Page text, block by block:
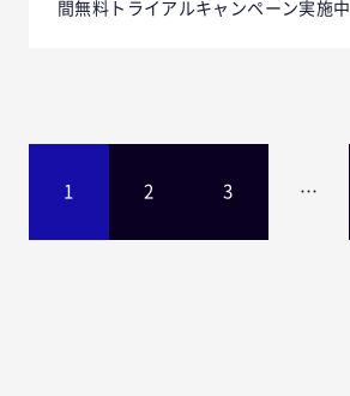
間無料トライアルキャンペーン実施中
1 2 3 …